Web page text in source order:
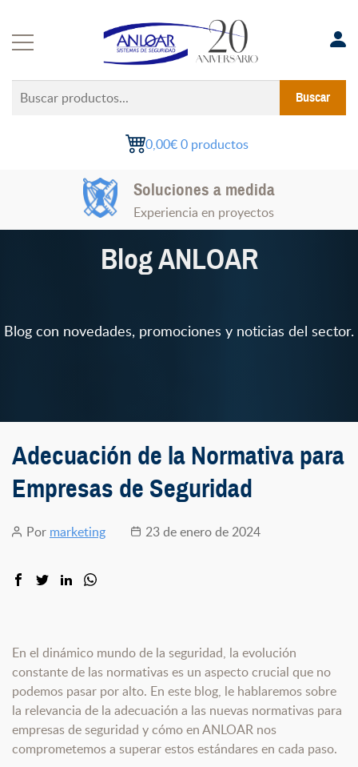
contenido
Buscar
productos...
Buscar
0,00€0 productos
Soluciones a medida
Experiencia en proyectos
Blog ANLOAR
Blog con novedades, promociones y noticias del sector.
Adecuación de la Normativa para
Empresas de Seguridad
Autor
la
entrada
Por marketing
Fecha23 de enero de 2024
En el dinámico mundo de la seguridad, la evolución
constante de las normativas es un aspecto crucial que no
podemos pasar por alto. En este blog, le hablaremos sobre
la relevancia de la adecuación a las nuevas normativas para
empresas de seguridad y cómo en ANLOAR nos
comprometemos a superar estos estándares en cada paso.